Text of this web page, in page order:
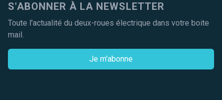
S'ABONNER À LA NEWSLETTER
Toute l'actualité du deux-roues électrique dans votre boite
mail.
Je m'abonne